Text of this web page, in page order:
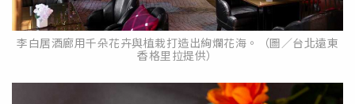
李白居酒廊用千朵花卉與植栽打造出絢爛花海。（圖／台北遠東
香格里拉提供）